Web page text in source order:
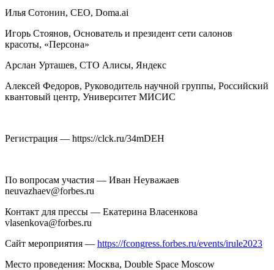
Илья Сотонин, CEO, Doma.ai
Игорь Стоянов, Основатель и президент сети салонов
красоты, «Персона»
Арслан Урташев, CTO Алисы, Яндекс
Алексей Федоров, Руководитель научной группы, Российский
квантовый центр, Университет МИСИС
Регистрация — https://clck.ru/34mDEH
По вопросам участия — Иван Неуважаев
neuvazhaev@forbes.ru
Контакт для прессы — Екатерина Власенкова
vlasenkova@forbes.ru
Сайт мероприятия — https://fcongress.forbes.ru/events/irule2023
Место проведения: Москва, Double Space Moscow